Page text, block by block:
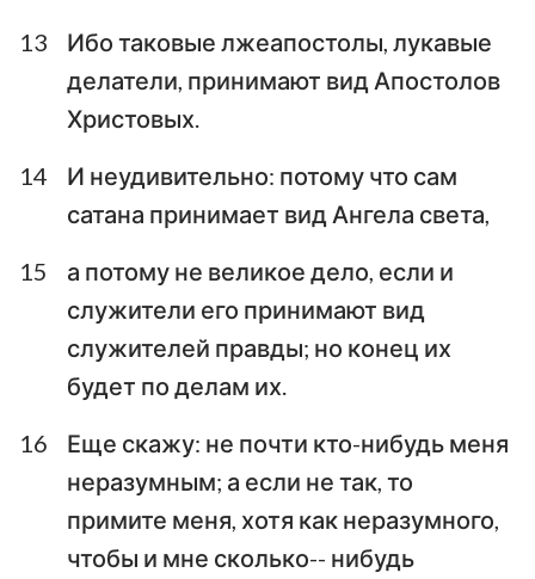
13
Ибо таковые лжеапостолы, лукавые
делатели, принимают вид Апостолов
Христовых.
14
И неудивительно: потому что сам
сатана принимает вид Ангела света,
15
а потому не великое дело, если и
служители его принимают вид
служителей правды; но конец их
будет по делам их.
16
Еще скажу: не почти кто-нибудь меня
неразумным; а если не так, то
примите меня, хотя как неразумного,
чтобы и мне сколько-- нибудь